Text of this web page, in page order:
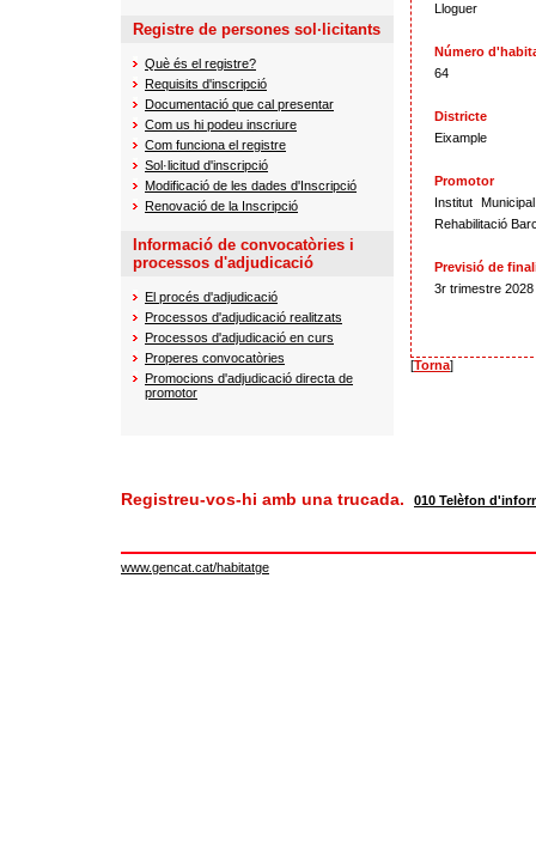
Registre de persones sol·licitants
Què és el registre?
Requisits d'inscripció
Documentació que cal presentar
Com us hi podeu inscriure
Com funciona el registre
Sol·licitud d'inscripció
Modificació de les dades d'Inscripció
Renovació de la Inscripció
Informació de convocatòries i
processos d'adjudicació
El procés d'adjudicació
Processos d'adjudicació realitzats
Processos d'adjudicació en curs
Properes convocatòries
Promocions d'adjudicació directa de
promotor
Lloguer
Número
64
Districte
Eixample
Promotor
Institut
Rehabilitació
Previsió de
3r trimestre 2028
[Torna]
Registreu-vos-hi amb una trucada. 010 Telèfon
www.gencat.cat/habitatge